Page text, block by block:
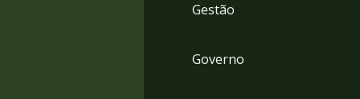
Gestão
Governo